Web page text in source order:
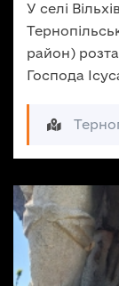
У селі
район)
Господа